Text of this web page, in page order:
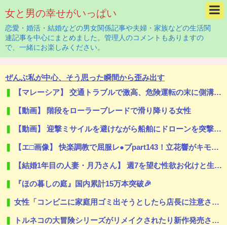
女と男の幸せがいっぱい
恋愛・婚活・結婚などの男女関係記事や夫婦・家族などの生活関
連記事を中心にまとめました。管理人のコメントもありますの
で、一緒にお楽しみください。
ぜんぶ私が中心、そう思った瞬間から歪み出す
【マレーシア】 交通トラブルで激高、危険運転の末に側溝へ転落 車は大破、男に重い法的責任も
【動画】 階段をローラーブレードで滑り降りる女性
【動画】 迎撃ミサイルを避けながら船舶にドローンを突撃させるウクライナ。
【エ□画像】 快楽調教で屈服レ●プpart143！立花響がキモオヤジに弱みを握られ糸色ｲ侖レ●プで調教されたり…他まとめ
【結婚1年目の人妻・月乃さん】 週7を望む性欲お化けと生中出しで満たされる濃厚な一日
『ほの暮しの庭』国内累計15万本突破🎉
女性「コンビニに家庭用ゴミ出そうとしたら店長に注意された！もう二度とこの店来ねえわ！」
トルネコの大冒険シリーズがリメイクされたり新作発売されない理由は？なぜ？